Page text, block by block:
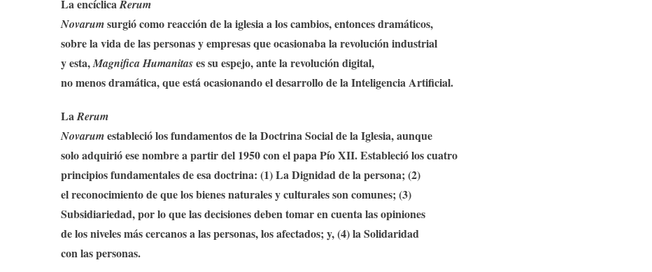
La encíclica Rerum
Novarumsurgió como reacción de la iglesia a los cambios, entonces dramáticos,
sobre la vida de las personas y empresas que ocasionaba la revolución industrial
y esta,Magnifica Humanitases su espejo, antela revolución digital,
no menos dramática, que está ocasionando el desarrollo de la Inteligencia Artificial.
La Rerum
Novarumestableció los fundamentos de la Doctrina Social de la Iglesia, aunque
solo adquirió ese nombre a partir del 1950 con el papa Pío XII. Estableció los cuatro
principios fundamentales de esa doctrina: (1)La Dignidad de la persona; (2)
el reconocimiento de que los bienes naturales y culturales son comunes; (3)
Subsidiariedad, por lo que las decisiones deben tomar en cuenta las opiniones
de los niveles más cercanos a las personas, los afectados; y, (4) la Solidaridad
con las personas.